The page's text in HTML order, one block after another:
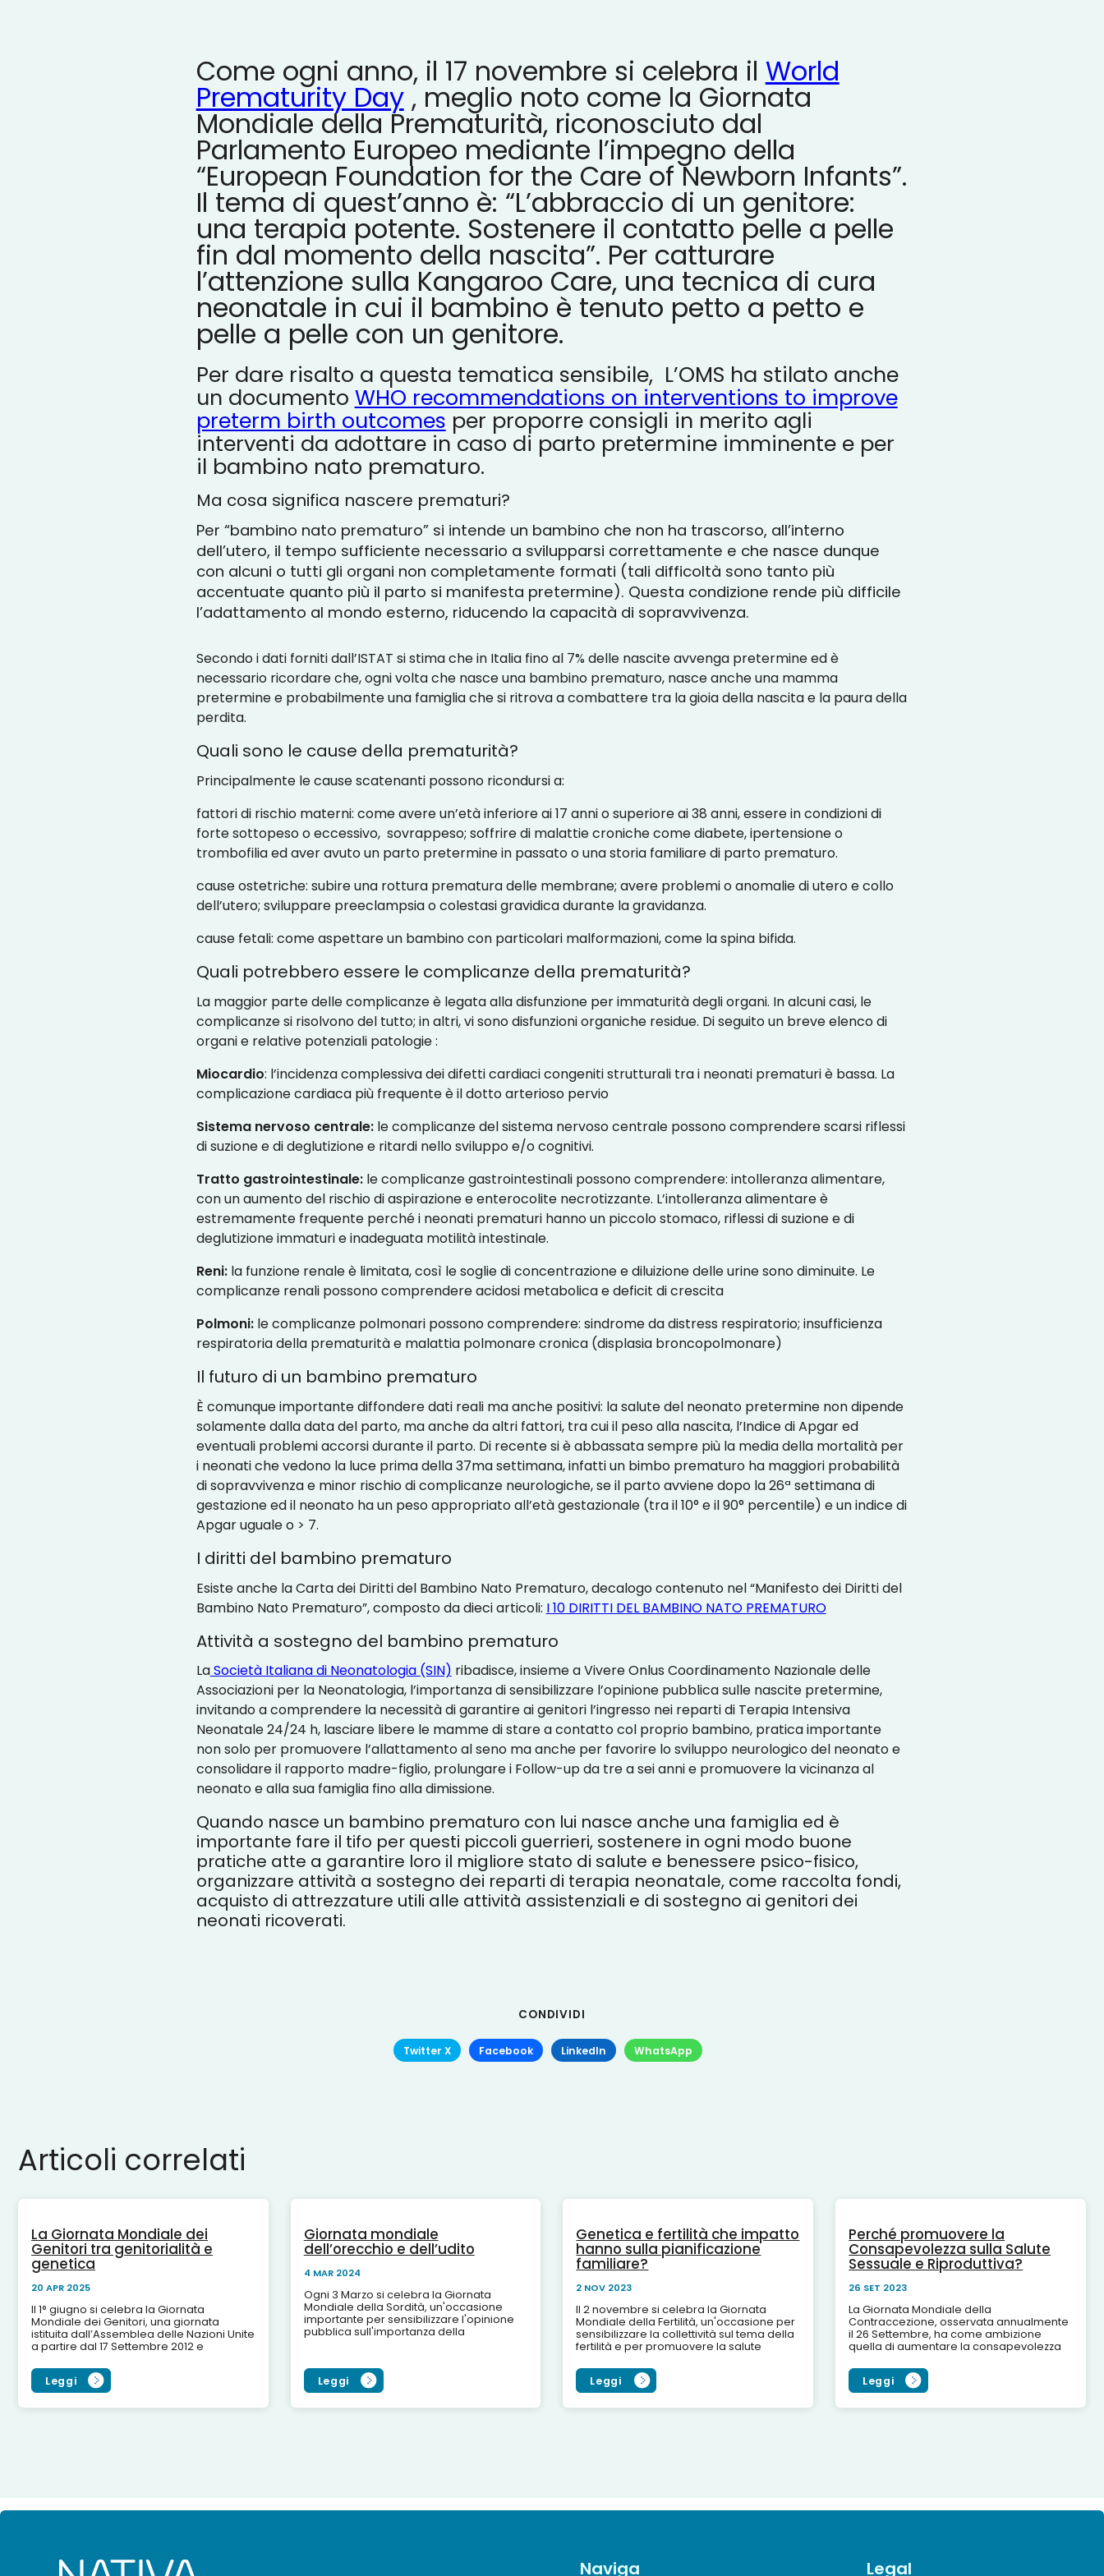
Come ogni anno, il 17 novembre si celebra il World
Prematurity Day, meglio noto come la Giornata
Mondiale della Prematurità, riconosciuto dal
Parlamento Europeo mediante l’impegno della
“European Foundation for the Care of Newborn Infants”.
Il tema di quest’anno è: “L’abbraccio di un genitore:
una terapia potente. Sostenere il contatto pelle a pelle
fin dal momento della nascita”. Per catturare
l’attenzione sulla Kangaroo Care, una tecnica di cura
neonatale in cui il bambino è tenuto petto a petto e
pelle a pelle con un genitore.
Per dare risalto a questa tematica sensibile, L’OMS ha stilato anche
un documento WHO recommendations on interventions to improve
preterm birth outcomes per proporre consigli in merito agli
interventi da adottare in caso di parto pretermine imminente e per
il bambino nato prematuro.
Ma cosa significa nascere prematuri?
Per “bambino nato prematuro” si intende un bambino che non ha trascorso, all’interno
dell’utero, il tempo sufficiente necessario a svilupparsi correttamente e che nasce dunque
con alcuni o tutti gli organi non completamente formati (tali difficoltà sono tanto più
accentuate quanto più il parto si manifesta pretermine). Questa condizione rende più difficile
l’adattamento al mondo esterno, riducendo la capacità di sopravvivenza.
Secondo i dati forniti dall’ISTAT si stima che in Italia fino al 7% delle nascite avvenga pretermine ed è
necessario ricordare che, ogni volta che nasce una bambino prematuro, nasce anche una mamma
pretermine e probabilmente una famiglia che si ritrova a combattere tra la gioia della nascita e la paura della
perdita.
Quali sono le cause della prematurità?
Principalmente le cause scatenanti possono ricondursi a:
fattori di rischio materni: come avere un’età inferiore ai 17 anni o superiore ai 38 anni, essere in condizioni di
forte sottopeso o eccessivo, sovrappeso; soffrire di malattie croniche come diabete, ipertensione o
trombofilia ed aver avuto un parto pretermine in passato o una storia familiare di parto prematuro.
cause ostetriche: subire una rottura prematura delle membrane; avere problemi o anomalie di utero e collo
dell’utero; sviluppare preeclampsia o colestasi gravidica durante la gravidanza.
cause fetali: come aspettare un bambino con particolari malformazioni, come la spina bifida.
Quali potrebbero essere le complicanze della prematurità?
La maggior parte delle complicanze è legata alla disfunzione per immaturità degli organi. In alcuni casi, le
complicanze si risolvono del tutto; in altri, vi sono disfunzioni organiche residue. Di seguito un breve elenco di
organi e relative potenziali patologie :
Miocardio: l’incidenza complessiva dei difetti cardiaci congeniti strutturali tra i neonati prematuri è bassa. La
complicazione cardiaca più frequente è il dotto arterioso pervio
Sistema nervoso centrale:le complicanze del sistema nervoso centrale possono comprendere scarsi riflessi
di suzione e di deglutizione e ritardi nello sviluppo e/o cognitivi.
Tratto gastrointestinale:le complicanze gastrointestinali possono comprendere: intolleranza alimentare,
con un aumento del rischio di aspirazione e enterocolite necrotizzante. L’intolleranza alimentare è
estremamente frequente perché i neonati prematuri hanno un piccolo stomaco, riflessi di suzione e di
deglutizione immaturi e inadeguata motilità intestinale.
Reni:la funzione renale è limitata, così le soglie di concentrazione e diluizione delle urine sono diminuite. Le
complicanze renali possono comprendere acidosi metabolica e deficit di crescita
Polmoni:le complicanze polmonari possono comprendere: sindrome da distress respiratorio; insufficienza
respiratoria della prematurità e malattia polmonare cronica (displasia broncopolmonare)
Il futuro di un bambino prematuro
È comunque importante diffondere dati reali ma anche positivi: la salute del neonato pretermine non dipende
solamente dalla data del parto, ma anche da altri fattori, tra cui il peso alla nascita, l’Indice di Apgar ed
eventuali problemi accorsi durante il parto. Di recente si è abbassata sempre più la media della mortalità per
i neonati che vedono la luce prima della 37ma settimana, infatti un bimbo prematuro ha maggiori probabilità
di sopravvivenza e minor rischio di complicanze neurologiche, se il parto avviene dopo la 26ª settimana di
gestazione ed il neonato ha un peso appropriato all’età gestazionale (tra il 10° e il 90° percentile) e un indice di
Apgar uguale o > 7.
I diritti del bambino prematuro
Esiste anche la Carta dei Diritti del Bambino Nato Prematuro, decalogo contenuto nel “Manifesto dei Diritti del
Bambino Nato Prematuro”, composto da dieci articoli: I 10 DIRITTI DEL BAMBINO NATO PREMATURO
Attività a sostegno del bambino prematuro
LaSocietà Italiana di Neonatologia (SIN) ribadisce, insieme a Vivere Onlus Coordinamento Nazionale delle
Associazioni per la Neonatologia, l’importanza di sensibilizzare l’opinione pubblica sulle nascite pretermine,
invitando a comprendere la necessità di garantire ai genitori l’ingresso nei reparti di Terapia Intensiva
Neonatale 24/24 h, lasciare libere le mamme di stare a contatto col proprio bambino, pratica importante
non solo per promuovere l’allattamento al seno ma anche per favorire lo sviluppo neurologico del neonato e
consolidare il rapporto madre-figlio, prolungare i Follow-up da tre a sei anni e promuovere la vicinanza al
neonato e alla sua famiglia fino alla dimissione.
Quando nasce un bambino prematuro con lui nasce anche una famiglia ed è
importante fare il tifo per questi piccoli guerrieri, sostenere in ogni modo buone
pratiche atte a garantire loro il migliore stato di salute e benessere psico-fisico,
organizzare attività a sostegno dei reparti di terapia neonatale, come raccolta fondi,
acquisto di attrezzature utili alle attività assistenziali e di sostegno ai genitori dei
neonati ricoverati.
CONDIVIDI
Twitter X Facebook LinkedIn WhatsApp
Articoli correlati
La Giornata Mondiale dei
Genitori tra genitorialità e
genetica
20 APR 2025
Il 1° giugno si celebra la Giornata
Mondiale dei Genitori, una giornata
istituita dall’Assemblea delle Nazioni Unite
a partire dal 17 Settembre 2012 e
genitori...
Leggi
Giornata mondiale
dell’orecchio e dell’udito
4 MAR 2024
Ogni 3 Marzo si celebra la Giornata
Mondiale della Sordità, un'occasione
importante per sensibilizzare l'opinione
pubblica sull'importanza della
Leggi
Genetica e fertilità che impatto
hanno sulla pianificazione
familiare?
2 NOV 2023
Il 2 novembre si celebra la Giornata
Mondiale della Fertilità, un'occasione per
sensibilizzare la collettività sul tema della
fertilità e per promuovere la salute
coinvolte...
Leggi
Perché promuovere la
Consapevolezza sulla Salute
Sessuale e Riproduttiva?
26 SET 2023
La Giornata Mondiale della
Contraccezione, osservata annualmente
il 26 Settembre, ha come ambizione
quella di aumentare la consapevolezza
sessuale e riproduttiva per...
Leggi
Naviga Legal